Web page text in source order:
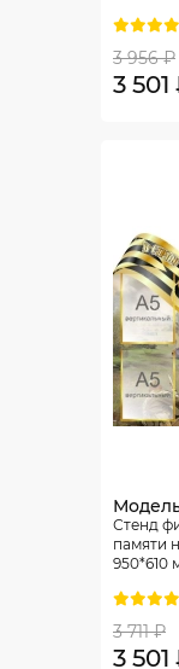
3 956 ₽
3 501
Стенд
памяти
950*610
3 711 ₽
3 501